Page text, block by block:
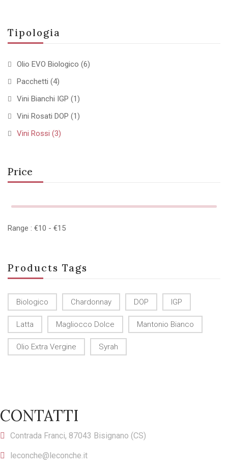
Tipologia
Olio EVO Biologico (6)
Pacchetti (4)
Vini Bianchi IGP (1)
Vini Rosati DOP (1)
Vini Rossi (3)
Price
Range : €10 - €15
Products Tags
Biologico Chardonnay DOP IGP
Latta Magliocco Dolce Mantonio Bianco
Olio Extra Vergine Syrah
CONTATTI
Contrada Franci, 87043 Bisignano (CS)
leconche@leconche.it